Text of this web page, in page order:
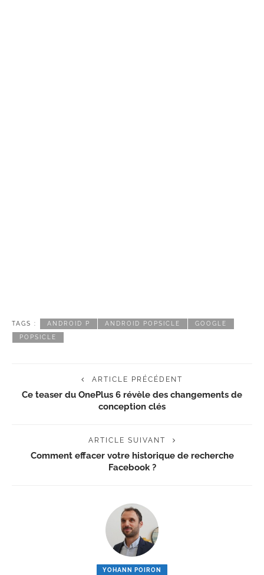
TAGS : ANDROID P ANDROID POPSICLE GOOGLE
POPSICLE
ARTICLE PRÉCÉDENT
Ce teaser du OnePlus 6 révèle des changements de
conception clés
ARTICLE SUIVANT
Comment effacer votre historique de recherche
Facebook ?
YOHANN POIRON